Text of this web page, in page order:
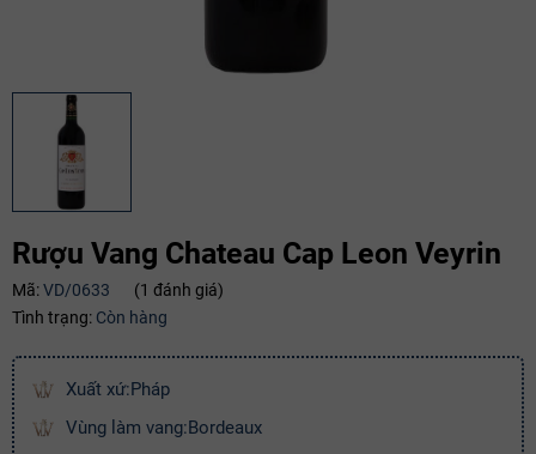
Rượu Vang Chateau Cap Leon Veyrin
Mã:VD/0633
(1 đánh giá)
Tình trạng: Còn hàng
Xuất xứ:Pháp
Vùng làm vang:Bordeaux